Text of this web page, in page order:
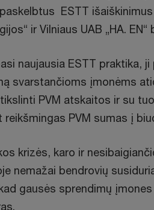
ESTT
ir Vilniaus UAB „HA. EN“
naujausia ESTT praktika,
svarstančioms įmonėms
PVM atskaitos ir su
reikšmingas PVM sumas į
krizės, karo ir
nemažai bendrovių
gausės sprendimų